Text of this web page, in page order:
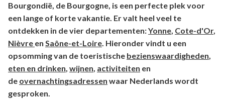
departement
Bourgondië, de Bourgogne, is een perfecte plek voor
een lange of korte vakantie. Er valt heel veel te
ontdekken in de vier departementen:Yonne, Cote-d'Or,
Nièvre en Saône-et-Loire. Hieronder vindt u een
opsomming van de toeristische bezienswaardigheden,
eten en drinken, wijnen, activiteiten en
de overnachtingsadressen waar Nederlands wordt
gesproken.